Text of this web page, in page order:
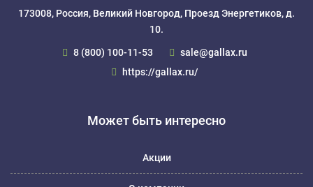
173008, Россия, Великий Новгород, Проезд Энергетиков, д.
10.
8 (800) 100-11-53
sale@gallax.ru
https://gallax.ru/
Может быть интересно
Акции